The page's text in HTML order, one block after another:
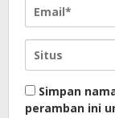
Simpan
peramban ini